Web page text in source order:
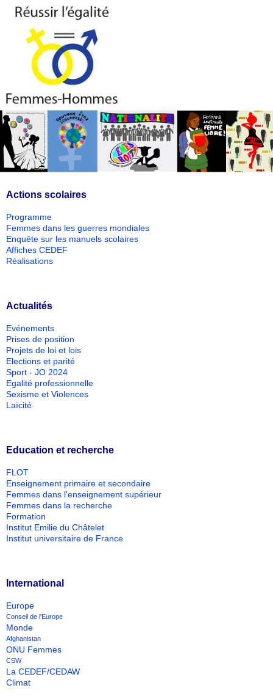
Actions scolaires
Programme
Femmes dans les guerres mondiales
Enquête sur les manuels scolaires
Affiches CEDEF
Réalisations
Actualités
Evénements
Prises de position
Projets de loi et lois
Elections et parité
Sport - JO 2024
Egalité professionnelle
Sexisme et Violences
Laïcité
Education et recherche
FLOT
Enseignement primaire et secondaire
Femmes dans l'enseignement supérieur
Femmes dans la recherche
Formation
Institut Emilie du Châtelet
Institut universitaire de France
International
Europe
Conseil de l'Europe
Monde
Afghanistan
ONU Femmes
CSW
La CEDEF/CEDAW
Climat